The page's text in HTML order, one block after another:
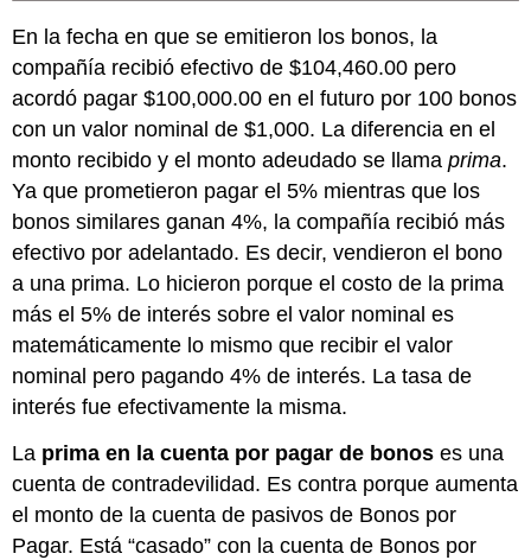
En la fecha en que se emitieron los bonos, la
compañía recibió efectivo de $104,460.00 pero
acordó pagar $100,000.00 en el futuro por 100 bonos
con un valor nominal de $1,000. La diferencia en el
monto recibido y el monto adeudado se llamaprima.
Ya que prometieron pagar el 5% mientras que los
bonos similares ganan 4%, la compañía recibió más
efectivo por adelantado. Es decir, vendieron el bono
a una prima. Lo hicieron porque el costo de la prima
más el 5% de interés sobre el valor nominal es
matemáticamente lo mismo que recibir el valor
nominal pero pagando 4% de interés. La tasa de
interés fue efectivamente la misma.
La prima en la cuenta por pagar de bonos es una
cuenta de contradevilidad. Es contra porque aumenta
el monto de la cuenta de pasivos de Bonos por
Pagar. Está “casado” con la cuenta de Bonos por